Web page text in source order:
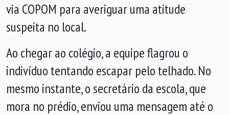
via COPOM para averiguar uma atitude
suspeita no local.
Ao chegar ao colégio, a equipe flagrou o
indivíduo tentando escapar pelo telhado. No
mesmo instante, o secretário da escola, que
mora no prédio, enviou uma mensagem até o